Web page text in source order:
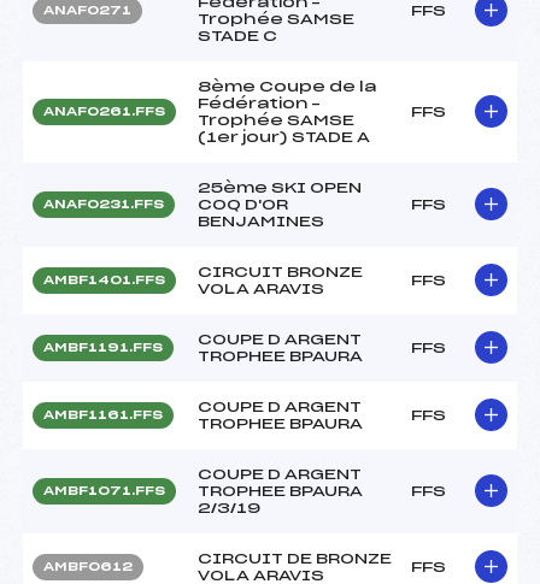
ANAF0271
Trophée SAMSE
STADE C
FFS
ANAF0261.FFS
8ème Coupe de la
Fédération –
Trophée SAMSE
(1er jour) STADE A
FFS
ANAF0231.FFS
25ème SKI OPEN
COQ D'OR
BENJAMINES
FFS
AMBF1401.FFS
CIRCUIT BRONZE
VOLA ARAVIS
FFS
AMBF1191.FFS
COUPE D ARGENT
TROPHEE BPAURA
FFS
AMBF1161.FFS
COUPE D ARGENT
TROPHEE BPAURA
FFS
AMBF1071.FFS
COUPE D ARGENT
TROPHEE BPAURA
2/3/19
FFS
AMBF0612
CIRCUIT DE BRONZE
VOLA ARAVIS
FFS